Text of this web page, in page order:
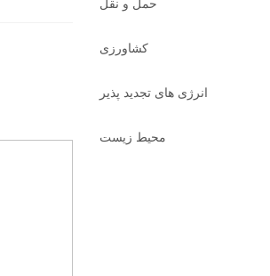
حمل و نقل
کشاورزی
انرژی های تجدید پذیر
محیط زیست